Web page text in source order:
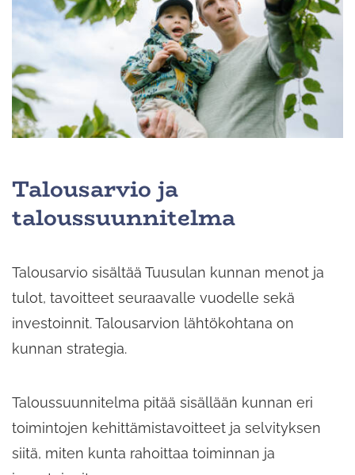
Talousarvio ja
taloussuunnitelma
Talousarvio sisältää Tuusulan kunnan menot ja
tulot, tavoitteet seuraavalle vuodelle sekä
investoinnit. Talousarvion lähtökohtana on
kunnan strategia.
Taloussuunnitelma pitää sisällään kunnan eri
toimintojen kehittämistavoitteet ja selvityksen
siitä, miten kunta rahoittaa toiminnan ja